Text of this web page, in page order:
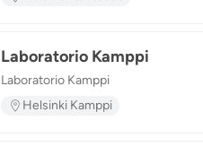
Laboratorio Kamppi
Laboratorio Kamppi
Helsinki Kamppi